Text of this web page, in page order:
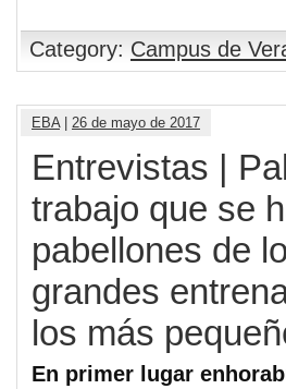
Category: Campus de
EBA| 26 de mayo de 2017
Entrevistas |
trabajo que se
pabellones de
grandes
los más
En primer lugar